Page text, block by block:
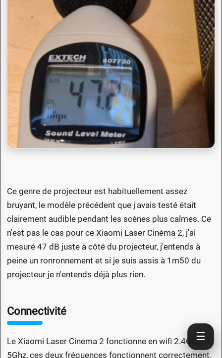
Ce genre de projecteur est habituellement assez
bruyant, le modèle précédent que j'avais testé était
clairement audible pendant les scènes plus calmes. Ce
n'est pas le cas pour ce Xiaomi Laser Cinéma 2, j'ai
mesuré 47 dB juste à côté du projecteur, j'entends à
peine un ronronnement et si je suis assis à 1m50 du
projecteur je n'entends déjà plus rien.
Connectivité
Le Xiaomi Laser Cinema 2 fonctionne en wifi 2.4Ghz et
5Ghz, ces deux fréquences fonctionnent correctement.
☰